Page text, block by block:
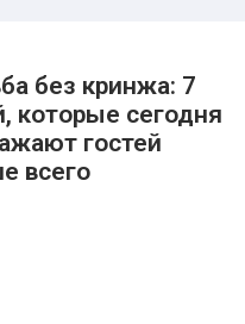
без кринжа: 7
которые сегодня
гостей
всего